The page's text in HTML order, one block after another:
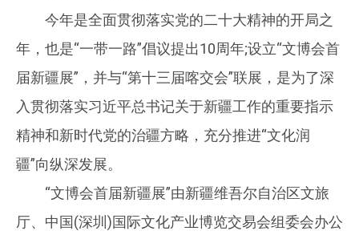
今年是全面贯彻落实党的二十大精神的开局之
年，也是“一带一路”倡议提出10周年;设立“文博会首
届新疆展”，并与“第十三届喀交会”联展，是为了深
入贯彻落实习近平总书记关于新疆工作的重要指示
精神和新时代党的治疆方略，充分推进“文化润
疆”向纵深发展。
“文博会首届新疆展”由新疆维吾尔自治区文旅
厅、中国(深圳)国际文化产业博览交易会组委会办公